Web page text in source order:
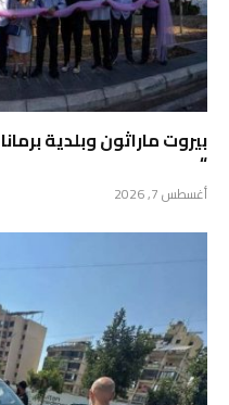
بيروت ماراثون وبلدية
“
أغسطس 7, 2026